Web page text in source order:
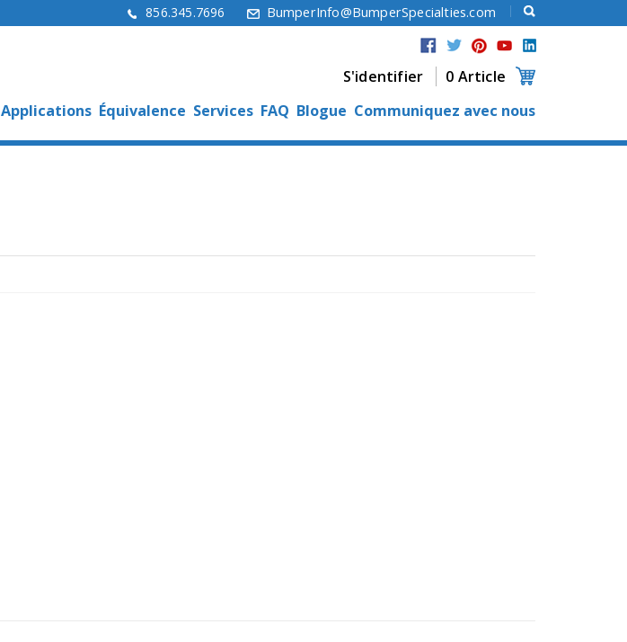
856.345.7696 BumperInfo@BumperSpecialties.com
S'identifier
0 Article
Applications Équivalence Services FAQ Blogue Communiquez avec nous